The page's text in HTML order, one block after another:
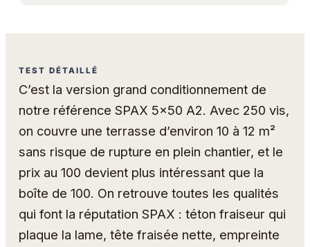
TEST DÉTAILLÉ
C’est la version grand conditionnement de
notre référence SPAX 5x50 A2. Avec 250 vis,
on couvre une terrasse d’environ 10 à 12 m²
sans risque de rupture en plein chantier, et le
prix au 100 devient plus intéressant que la
boîte de 100. On retrouve toutes les qualités
qui font la réputation SPAX : téton fraiseur qui
plaque la lame, tête fraisée nette, empreinte